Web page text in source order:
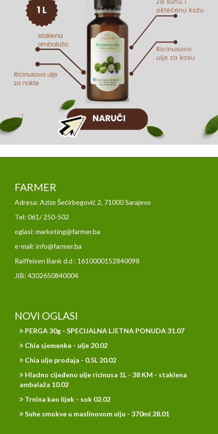
FARMER
Adresa: Azize Šećirbegović 2, 71000 Sarajevo
Tel: 061/ 250-502
oglasi: marketing@farmer.ba
e-mail: info@farmer.ba
Raiffeisen Bank d.d : 1610000152840098
JIB: 4302650840004
NOVI OGLASI
PERGA 30g - SPECIJALNA LJETNA PONUDA 31.07
Chia sjemenke - ulje 20.02
Chia ulje prodaja - 0.5L 20.02
Hladno cijeđeno ulje ricinusa 1L - 38 KM - staklena
ambalaža 10.02
Trnina kao lijek - sok 02.02
Suhe smokve u maslinovom ulju - 370ml 28.01